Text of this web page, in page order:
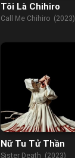
Tôi Là Chihiro
Call Me Chihiro (2023)
Nữ Tu Tử Thần
Sister Death (2023)